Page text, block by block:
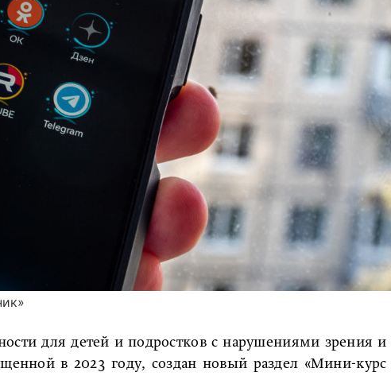
для детей и подростков с нарушениями зрения и
в 2023 году, создан новый раздел «Мини-курс